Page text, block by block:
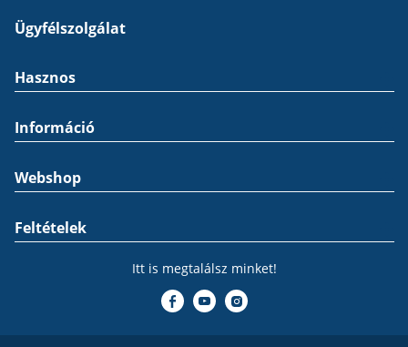
Ügyfélszolgálat
Hasznos
Információ
Webshop
Feltételek
Itt is megtalálsz minket!